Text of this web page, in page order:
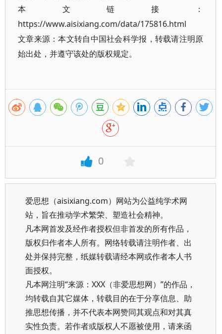
本文链接：
https://www.aisixiang.com/data/175816.html
文章来源：本文转自中国社会科学报，转载请注明原
始出处，并遵守该处的版权规定。
0
爱思想（aisixiang.com）网站为公益纯学术网
站，旨在推动学术繁荣、塑造社会精神。
凡本网首发及经作者授权但非首发的所有作品，
版权归作者本人所有。网络转载请注明作者、出
处并保持完整，纸媒转载请经本网或作者本人书
面授权。
凡本网注明“来源：XXX（非爱思想网）”的作品，
均转载自其它媒体，转载目的在于分享信息、助
推思想传播，并不代表本网赞同其观点和对其真
实性负责。若作者或版权人不愿被使用，请来函